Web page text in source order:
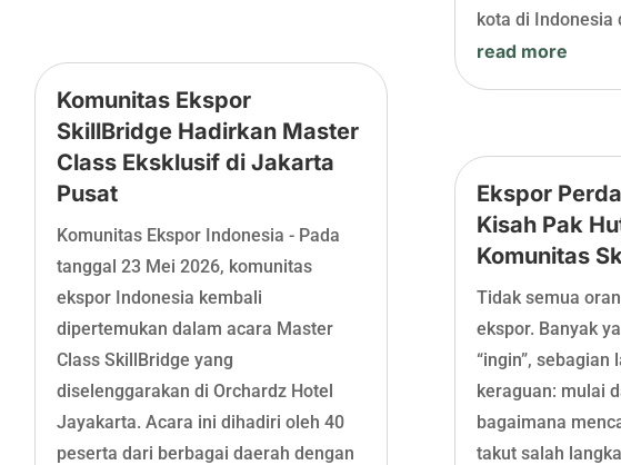
Komunitas Ekspor
SkillBridge Hadirkan Master
Class Eksklusif di Jakarta
Pusat
Komunitas Ekspor Indonesia - Pada
tanggal 23 Mei 2026, komunitas
ekspor Indonesia kembali
dipertemukan dalam acara Master
Class SkillBridge yang
diselenggarakan di Orchardz Hotel
Jayakarta. Acara ini dihadiri oleh 40
peserta dari berbagai daerah dengan
kota di Indonesia
read more
Ekspor
Kisah Pak
Komunitas
Tidak semua
ekspor. Banyak
“ingin”, sebagian
keraguan: mulai
bagaimana
takut salah